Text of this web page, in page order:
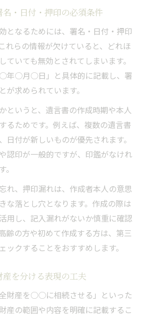
・日付・押印の必須条件
となるためには、署名・日付・押印
れらの情報が欠けていると、どれほ
ていても無効とされてしまいます。
年○月○日」と具体的に記載し、署
が求められています。
というと、遺言書の作成時期や本人
るためです。例えば、複数の遺言書
日付が新しいものが優先されます。
認印が一般的ですが、印鑑がなけれ
れ、押印漏れは、作成者本人の意思
な落とし穴となります。作成の際は
用し、記入漏れがないか慎重に確認
齢の方や初めて作成する方は、第三
ックすることをおすすめします。
産を分ける表現の工夫
財産を○○に相続させる」といった
産の範囲や内容を明確に記載するこ